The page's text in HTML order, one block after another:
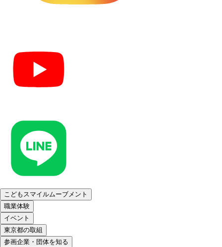
こどもスマイルムーブメント
職業体験
イベント
東京都の取組
参画企業・団体を知る